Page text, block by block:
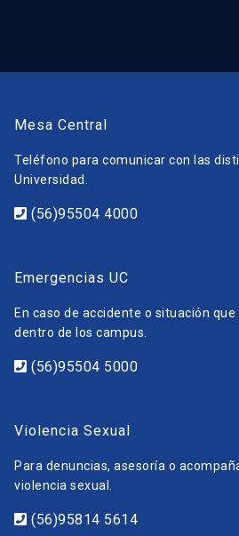
Mesa Central
Teléfono para comunicar con las
Universidad.
(56)95504 4000
Emergencias UC
En caso de accidente o situación
dentro de los campus.
(56)95504 5000
Violencia Sexual
Para denuncias, asesoría o
violencia sexual.
(56)95814 5614